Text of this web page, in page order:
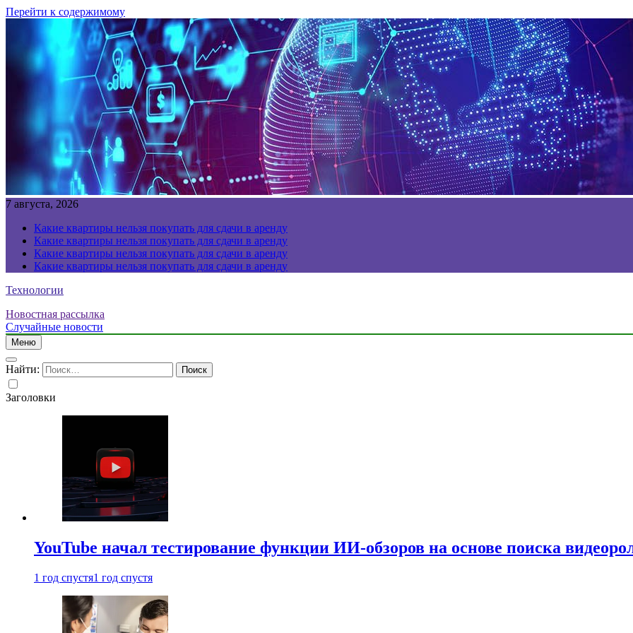
Перейти к содержимому
7 августа, 2026
Какие квартиры нельзя покупать для сдачи в аренду
Какие квартиры нельзя покупать для сдачи в аренду
Какие квартиры нельзя покупать для сдачи в аренду
Какие квартиры нельзя покупать для сдачи в аренду
Технологии
Новостная рассылка
Случайные новости
Меню
Найти:
Заголовки
YouTube начал тестирование функции ИИ-обзоров на основе поиска
1 год спустя1 год спустя